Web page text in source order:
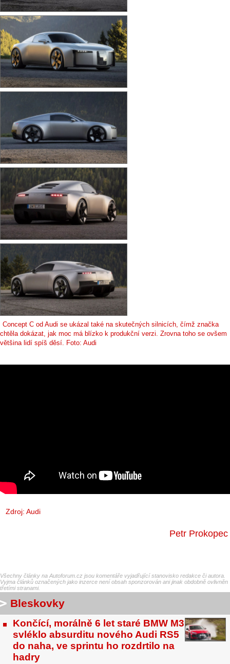
Concept C od Audi se ukázal také na skutečných silnicích, čímž značka
chtěla dokázat, jak moc má blízko k produkční verzi. Zrovna toho se ovšem
většina lidí spíš děsí. Foto: Audi
Zdroj: Audi
Petr Prokopec
Všechny články na Autoforum.cz jsou komentáře vyjadřující stanovisko redakce či autora.
Vyjma článků označených jako inzerce není obsah sponzorován ani jinak obdobně ovlivněn
třetími stranami.
Bleskovky
Končící, morálně 6 let staré BMW M3
svléklo absurditu nového Audi RS5
do naha, ve sprintu ho rozdrtilo na
hadry